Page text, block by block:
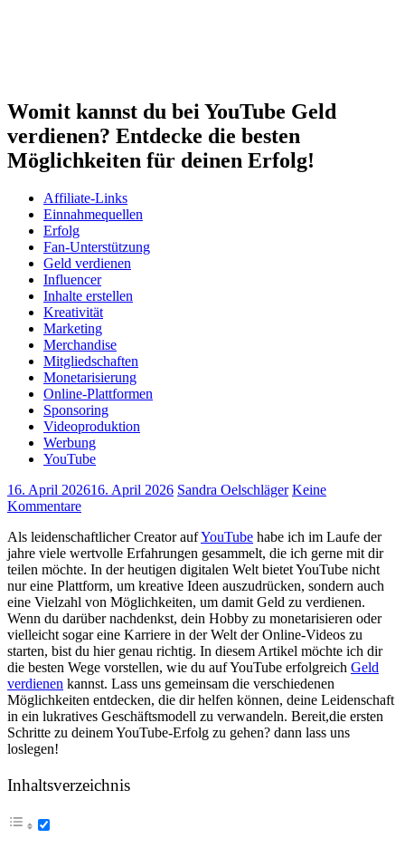
Womit kannst du bei YouTube Geld
verdienen? Entdecke die besten
Möglichkeiten für deinen Erfolg!
Affiliate-Links
Einnahmequellen
Erfolg
Fan-Unterstützung
Geld verdienen
Influencer
Inhalte erstellen
Kreativität
Marketing
Merchandise
Mitgliedschaften
Monetarisierung
Online-Plattformen
Sponsoring
Videoproduktion
Werbung
YouTube
16. April 202616. April 2026 Sandra Oelschläger Keine
Kommentare
Als leidenschaftlicher‌ Creator⁤ aufYouTube ‌ habe ​ich ​im Laufe der​
jahre viele wertvolle Erfahrungen gesammelt, ⁢die ich gerne mit dir‍
teilen möchte. In‌ der heutigen digitalen Welt ​bietet YouTube nicht
nur eine Plattform,⁢ um kreative​ Ideen auszudrücken, sondern auch
eine⁤ Vielzahl von Möglichkeiten, um⁢ damit Geld‌ zu verdienen.
Wenn du darüber nachdenkst, dein Hobby⁢ zu monetarisieren oder
‍vielleicht sogar eine Karriere in der Welt der Online-Videos zu
⁣starten, bist du hier genau richtig. In ‍diesem Artikel möchte ich dir
die besten Wege ⁢vorstellen, wie du auf YouTube erfolgreich Geld
verdienen kannst. Lass uns gemeinsam die verschiedenen
Möglichkeiten entdecken, die dir helfen​ können,⁢ deine Leidenschaft‌
in ein lukratives Geschäftsmodell zu verwandeln. Bereit,die⁢ ersten
‍Schritte zu deinem YouTube-Erfolg zu⁤ gehen? dann ‍lass uns
loslegen!
Inhaltsverzeichnis